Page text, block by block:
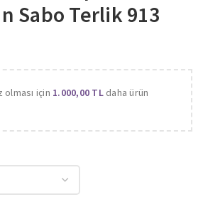
Sabo Terlik 913
için 1.000,00 TLdaha ürün